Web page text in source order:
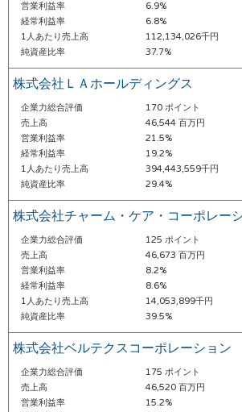
営業利益率
6.9%
経常利益率
6.8%
1人あたり売上高
112,134,026千円
純資産比率
37.7%
株式会社ＬＡホールディングス
企業力総合評価
170 ポイント
売上高
46,544 百万円
営業利益率
21.5%
経常利益率
19.2%
1人あたり売上高
394,443,559千円
純資産比率
29.4%
株式会社チャーム・ケア・コーポレー
企業力総合評価
125 ポイント
売上高
46,673 百万円
営業利益率
8.2%
経常利益率
8.6%
1人あたり売上高
14,053,899千円
純資産比率
39.5%
株式会社ベルテクスコーポレーション
企業力総合評価
175 ポイント
売上高
46,520 百万円
営業利益率
15.2%